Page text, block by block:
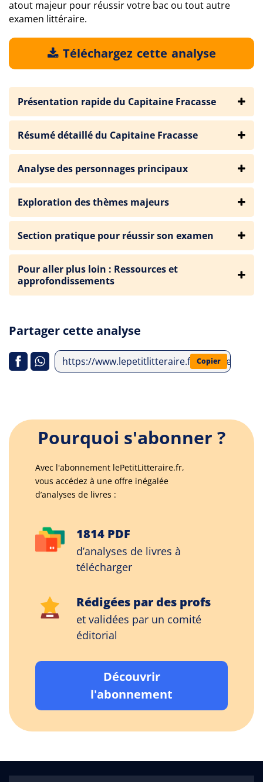
atout majeur pour réussir votre bac ou tout autre
examen littéraire.
Téléchargez cette analyse
Présentation rapide du Capitaine Fracasse
Résumé détaillé du Capitaine Fracasse
Analyse des personnages principaux
Exploration des thèmes majeurs
Section pratique pour réussir son examen
Pour aller plus loin : Ressources et
approfondissements
Partager cette analyse
https://www.lepetitlitteraire.fr/analyses-
Copier
Pourquoi s'abonner ?
Avec l'abonnement lePetitLitteraire.fr,
vous accédez à une offre inégalée
d’analyses de livres :
1814 PDF
d’analyses de livres à
télécharger
Rédigées par des profs
et validées par un comité
éditorial
Découvrir
l'abonnement